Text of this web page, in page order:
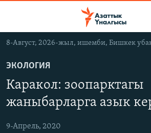
Навигацияга
өтүңүз
салыңызКЫРГЫЗСТАН
ЭКОНОМИКА
ДҮЙНӨ
БОРБОР АЗИЯ
УКРАИНА
АТАЙЫН ИЛИКТӨӨ
8-Август, 2026-жыл, ишемби, Бишкек
ЭКОЛОГИЯ
Каракол: зоопарктагы
жаныбарларга азык
9-Апрель, 2020